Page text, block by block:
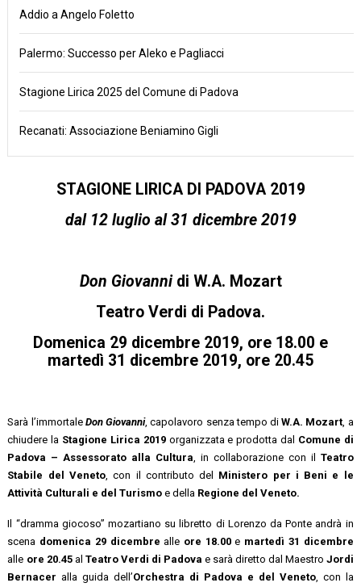
Addio a Angelo Foletto
Palermo: Successo per Aleko e Pagliacci
Stagione Lirica 2025 del Comune di Padova
Recanati: Associazione Beniamino Gigli
STAGIONE LIRICA DI PADOVA 2019
dal 12 luglio al 31 dicembre 2019
Don Giovanni di W.A. Mozart
Teatro Verdi di Padova.
Domenica 29 dicembre 2019, ore 18.00 e
martedì 31 dicembre 2019, ore 20.45
Sarà l’immortale Don Giovanni, capolavoro senza tempo diW.A. Mozart , a
chiudere la Stagione Lirica 2019organizzata e prodotta dal Comune di
Padova – Assessorato alla Cultura , in collaborazione con il Teatro
Stabile del Veneto , con il contributo del Ministero per i Beni e le
Attività Culturali e del Turismoe della Regione del Veneto.
Il “dramma giocoso” mozartiano su libretto di Lorenzo da Ponte andrà in
scena domenica 29 dicembre alle ore 18.00e martedì 31 dicembre
alle ore 20.45al Teatro Verdi di Padova e sarà diretto dal Maestro Jordi
Bernacer alla guida dell’Orchestra di Padova e del Veneto, con la